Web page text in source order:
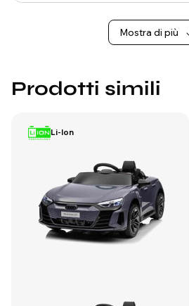
Mostra di più
Prodotti simili
Li-Ion